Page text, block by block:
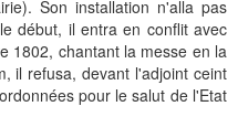
Son installation n'alla pas
début, il entra en conflit avec
1802, chantant la messe en la
il refusa, devant l'adjoint ceint
pour le salut de l'Etat